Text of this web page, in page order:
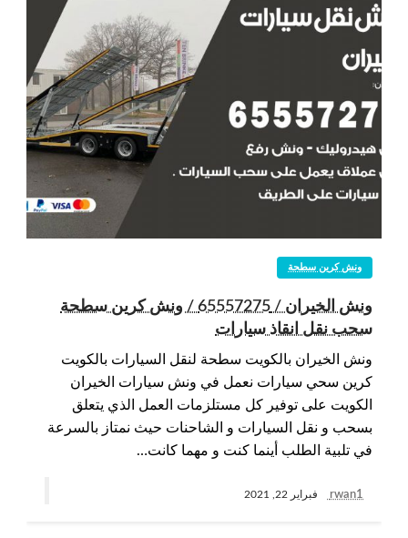
ونش كرين سطحة
ونش الخيران / 65557275 / ونش كرين سطحة
سحب نقل انقاذ سيارات
ونش الخيران بالكويت سطحة لنقل السيارات بالكويت
كرين سحي سيارات نعمل في ونش سيارات الخيران
الكويت على توفير كل مستلزمات العمل الذي يتعلق
بسحب و نقل السيارات و الشاحنات حيث نمتاز بالسرعة
في تلبية الطلب أينما كنت و مهما كانت…
rwan1 فبراير 22, 2021